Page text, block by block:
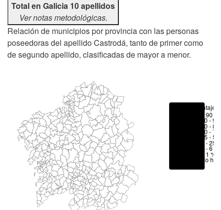
Total en Galicia 10 apellidos
Ver notas metodológicas.
Relación de municipios por provincia con las personas
poseedoras del apellido Castrodá, tanto de primer como
de segundo apellido, clasificadas de mayor a menor.
Porcentajes
> 90 %
80 -
70 -
50 -
25 -
6 - 25
1 - 6 %
< 1 %
No hay